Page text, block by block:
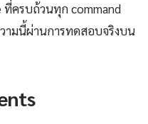
ครบถ้วนทุก command
มนี้ผ่านการทดสอบจริงบน